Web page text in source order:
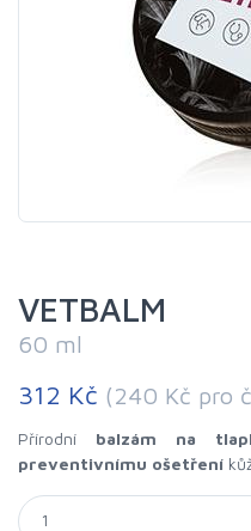
VETBALM
60 ml
312 Kč (240 Kč pro
Přírodní balzám na
preventivnímu ošetření